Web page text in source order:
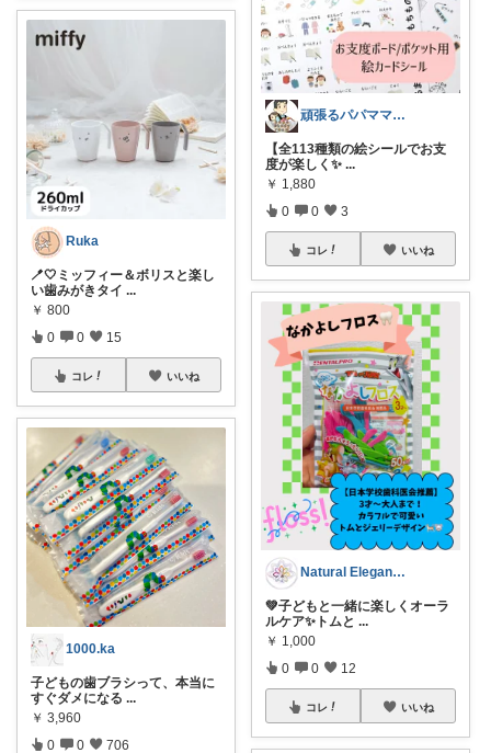
Ruka
🪥🤍ミッフィー＆ボリスと楽し
い歯みがきタイ ...
￥ 800
0 0 15
コレ いいね
1000.ka
子どもの歯ブラシって、本当に
すぐダメになる ...
￥ 3,960
0 0 706
頑張るパパママ応援隊@育児・子供用品紹介
【全113種類の絵シールでお支
度が楽しく✨ ...
￥ 1,880
0 0 3
コレ いいね
Natural Elegance169
💚子どもと一緒に楽しくオーラ
ルケア✨トムと ...
￥ 1,000
0 0 12
コレ いいね